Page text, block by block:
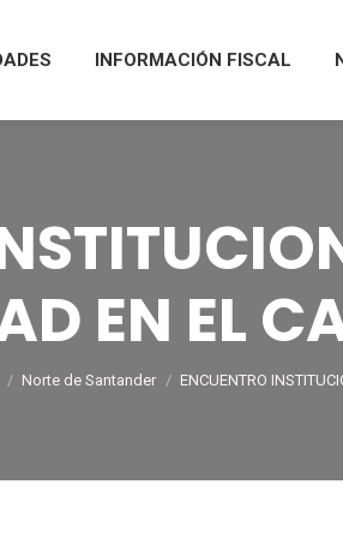
INFORMACIÓN FISCAL
EN EL
here:
Norte de Santander ENCUENTRO